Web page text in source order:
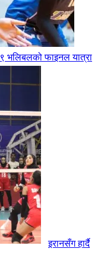
भलिबलको फाइनल यात्रा
इरानसँग हार्दै